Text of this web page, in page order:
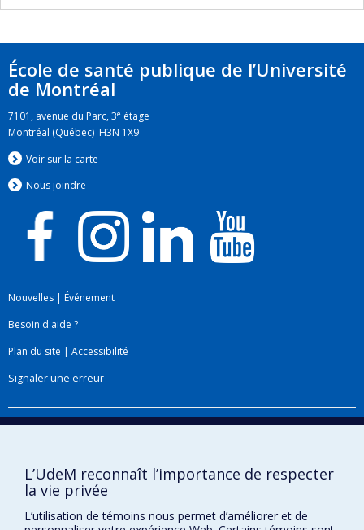
École de santé publique de l’Université
de Montréal
7101, avenue du Parc, 3e étage
Montréal (Québec) H3N 1X9
Voir sur la carte
Nous joindre
Nouvelles | Événement
Besoin d'aide ?
Plan du site | Accessibilité
Signaler une erreur
L’UdeM reconnaît l’importance de respecter
la vie privée
L’utilisation de témoins nous permet d’améliorer et de